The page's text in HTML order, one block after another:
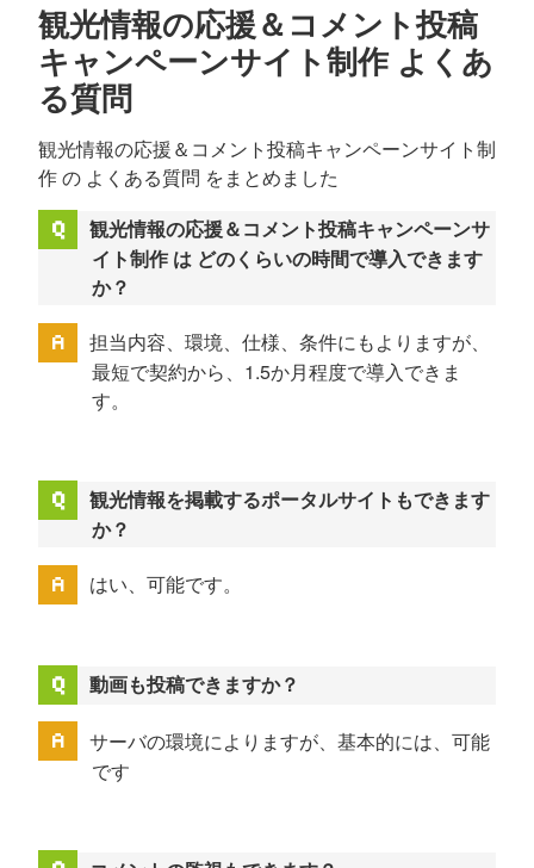
観光情報の応援＆コメント投稿
キャンペーンサイト制作 よくあ
る質問
観光情報の応援＆コメント投稿キャンペーンサイト制
作 の よくある質問 をまとめました
観光情報の応援＆コメント投稿キャンペーンサ
イト制作 は どのくらいの時間で導入できます
か？
担当内容、環境、仕様、条件にもよりますが、
最短で契約から、1.5か月程度で導入できま
す。
観光情報を掲載するポータルサイトもできます
か？
はい、可能です。
動画も投稿できますか？
サーバの環境によりますが、基本的には、可能
です